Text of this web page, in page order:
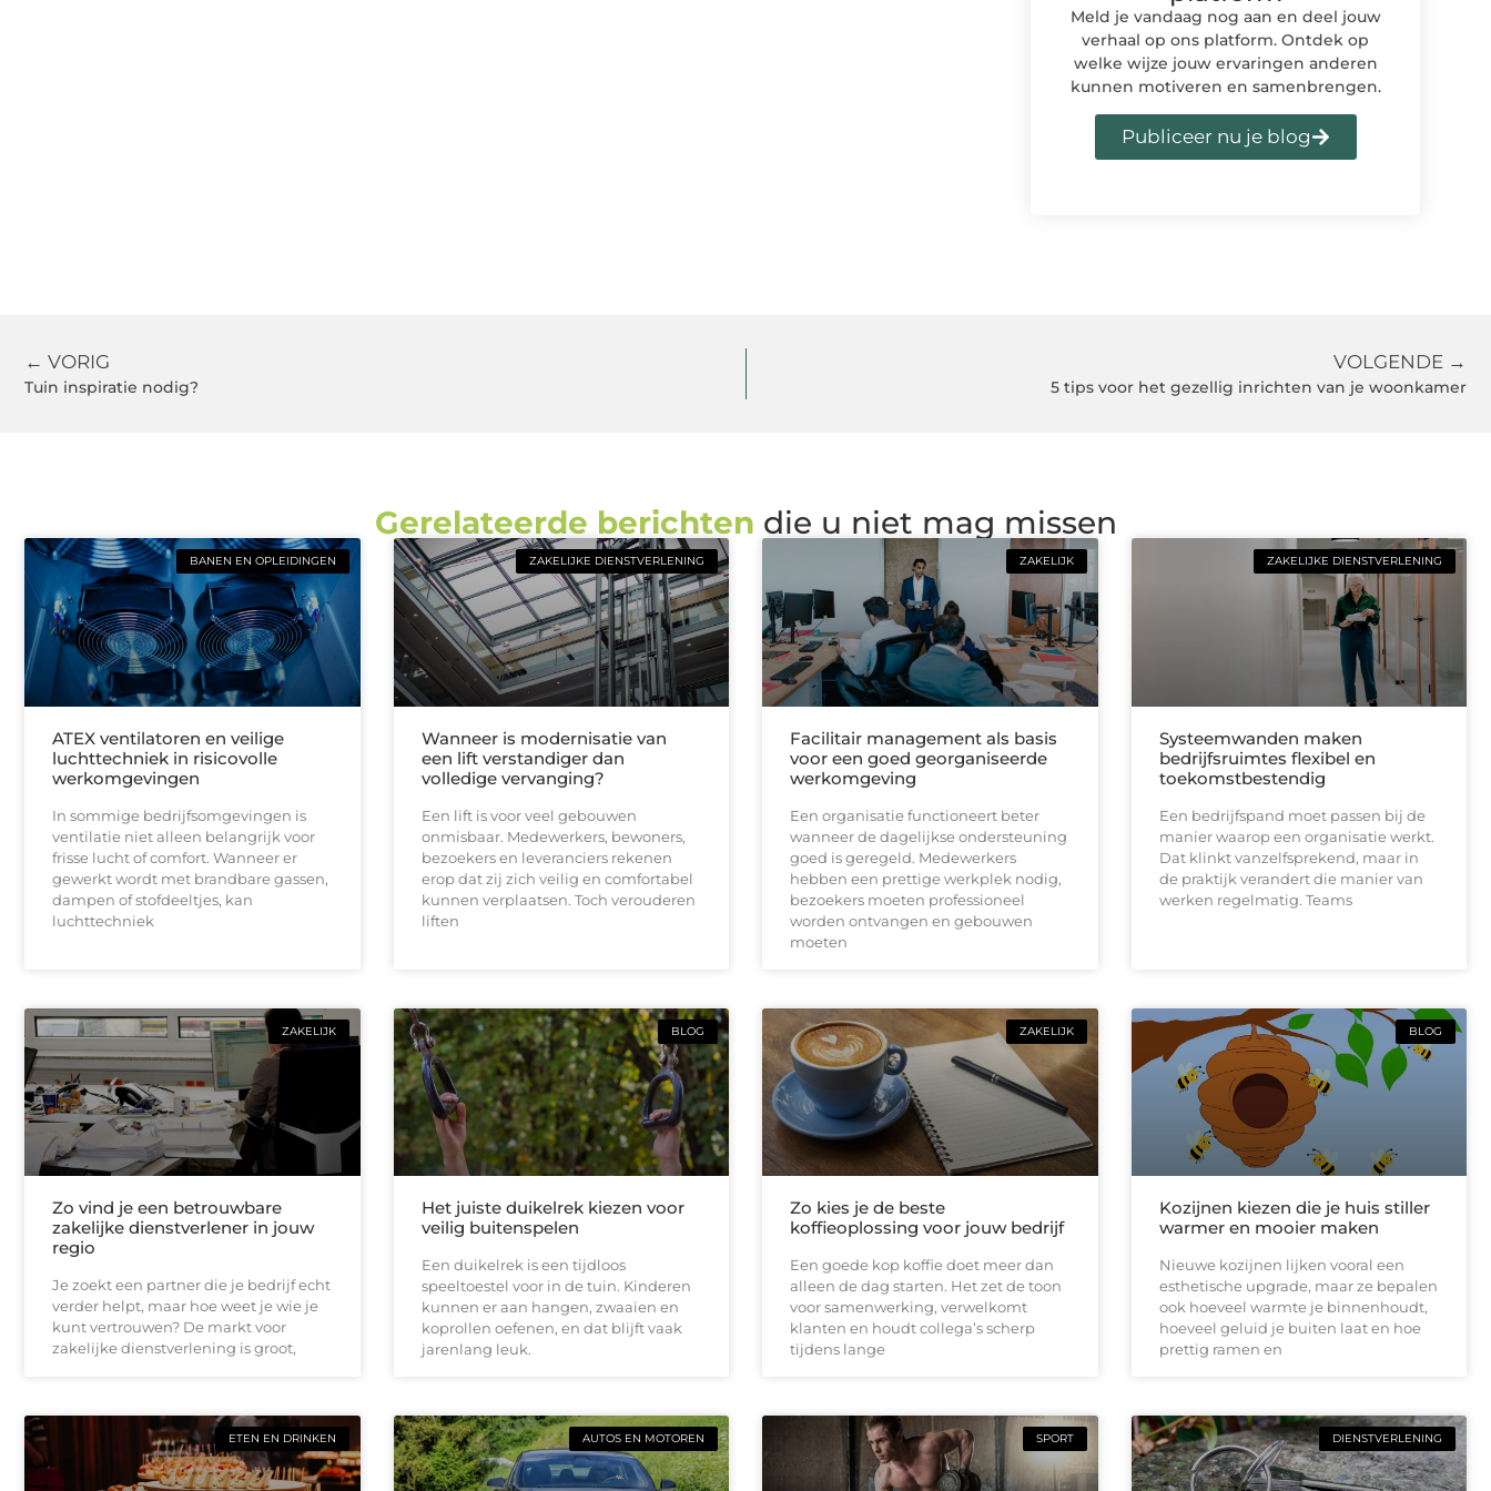
Meld je vandaag nog aan en deel jouw
verhaal op ons platform. Ontdek op
welke wijze jouw ervaringen anderen
kunnen motiveren en samenbrengen.
Publiceer nu je blog
← VORIG
Tuin inspiratie nodig?
VOLGENDE →
5 tips voor het gezellig inrichten van je woonkamer
Gerelateerde berichten die u niet mag missen
BANEN EN OPLEIDINGEN
ATEX ventilatoren en veilige
luchttechniek in risicovolle
werkomgevingen
In sommige bedrijfsomgevingen is
ventilatie niet alleen belangrijk voor
frisse lucht of comfort. Wanneer er
gewerkt wordt met brandbare gassen,
dampen of stofdeeltjes, kan
luchttechniek
ZAKELIJKE DIENSTVERLENING
Wanneer is modernisatie van
een lift verstandiger dan
volledige vervanging?
Een lift is voor veel gebouwen
onmisbaar. Medewerkers, bewoners,
bezoekers en leveranciers rekenen
erop dat zij zich veilig en comfortabel
kunnen verplaatsen. Toch verouderen
liften
ZAKELIJK
Facilitair management als basis
voor een goed georganiseerde
werkomgeving
Een organisatie functioneert beter
wanneer de dagelijkse ondersteuning
goed is geregeld. Medewerkers
hebben een prettige werkplek nodig,
bezoekers moeten professioneel
worden ontvangen en gebouwen
moeten
ZAKELIJKE DIENSTVERLENING
Systeemwanden maken
bedrijfsruimtes flexibel en
toekomstbestendig
Een bedrijfspand moet passen bij de
manier waarop een organisatie werkt.
Dat klinkt vanzelfsprekend, maar in
de praktijk verandert die manier van
werken regelmatig. Teams
ZAKELIJK
Zo vind je een betrouwbare
zakelijke dienstverlener in jouw
regio
Je zoekt een partner die je bedrijf echt
verder helpt, maar hoe weet je wie je
kunt vertrouwen? De markt voor
zakelijke dienstverlening is groot,
BLOG
Het juiste duikelrek kiezen voor
veilig buitenspelen
Een duikelrek is een tijdloos
speeltoestel voor in de tuin. Kinderen
kunnen er aan hangen, zwaaien en
koprollen oefenen, en dat blijft vaak
jarenlang leuk.
ZAKELIJK
Zo kies je de beste
koffieoplossing voor jouw bedrijf
Een goede kop koffie doet meer dan
alleen de dag starten. Het zet de toon
voor samenwerking, verwelkomt
klanten en houdt collega’s scherp
tijdens lange
BLOG
Kozijnen kiezen die je huis stiller
warmer en mooier maken
Nieuwe kozijnen lijken vooral een
esthetische upgrade, maar ze bepalen
ook hoeveel warmte je binnenhoudt,
hoeveel geluid je buiten laat en hoe
prettig ramen en
ETEN EN DRINKEN AUTOS EN MOTOREN SPORT DIENSTVERLENING